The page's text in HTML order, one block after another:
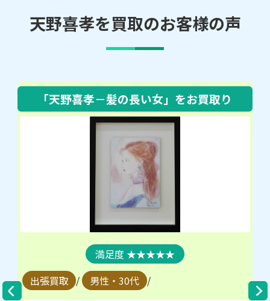
天野喜孝を買取のお客様の声
「天野喜孝－髪の長い女」 をお買取り
★★★★★
出張買取 / 男性・30代 /